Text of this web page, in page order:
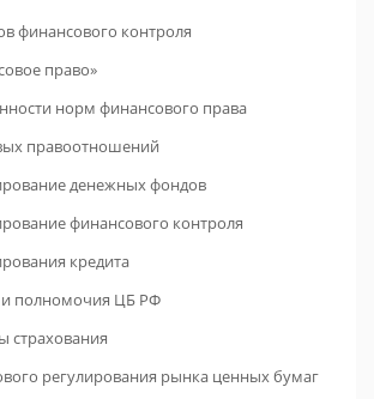
финансового контроля
право»
норм финансового права
правоотношений
денежных фондов
финансового контроля
кредита
и полномочия ЦБ РФ
страхования
регулирования рынка ценных бумаг